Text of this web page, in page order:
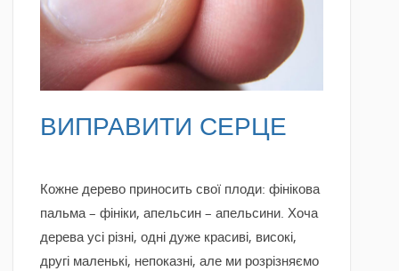
ВИПРАВИТИ СЕРЦЕ
Кожне дерево приносить свої плоди: фінікова
пальма – фініки, апельсин – апельсини. Хоча
дерева усі різні, одні дуже красиві, високі,
другі маленькі, непоказні, але ми розрізняємо